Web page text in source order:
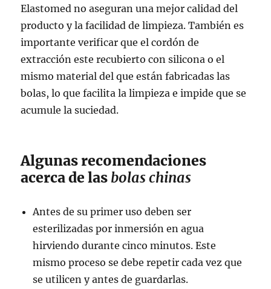
Elastomed no aseguran una mejor calidad del
producto y la facilidad de limpieza. También es
importante verificar que el cordón de
extracción este recubierto con silicona o el
mismo material del que están fabricadas las
bolas, lo que facilita la limpieza e impide que se
acumule la suciedad.
Algunas recomendaciones
acerca de las bolas chinas
Antes de su primer uso deben ser
esterilizadas por inmersión en agua
hirviendo durante cinco minutos. Este
mismo proceso se debe repetir cada vez que
se utilicen y antes de guardarlas.